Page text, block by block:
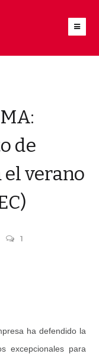
de
verano
1
ha defendido la
excepcionales para